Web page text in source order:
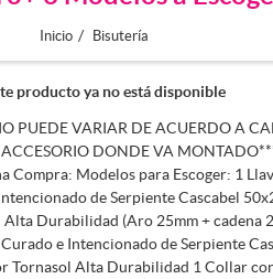
Inicio / Bisutería
producto ya no está disponible
PUEDE VARIAR DE ACUERDO A
DONDE VA
Compra: Modelos para Escoger: 1
de Serpiente Cascabel
Durabilidad (Aro 25mm + cadena
e Intencionado de Serpiente
Tornasol Alta Durabilidad 1 Collar